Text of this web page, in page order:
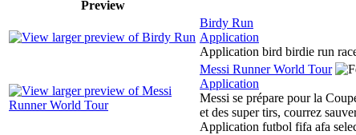
Preview
Birdy Run
Application
Application bird birdie run
Messi Runner World Tour
Application
Messi se prépare pour la
et des super tirs, courrez
Application futbol fifa afa